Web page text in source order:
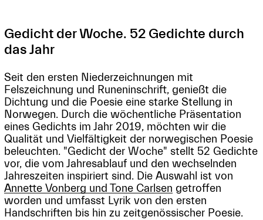
Gedicht der Woche. 52 Gedichte durch
das Jahr
Seit den ersten Niederzeichnungen mit
Felszeichnung und Runeninschrift, genießt die
Dichtung und die Poesie eine starke Stellung in
Norwegen. Durch die wöchentliche Präsentation
eines Gedichts im Jahr 2019, möchten wir die
Qualität und Vielfältigkeit der norwegischen Poesie
beleuchten. "Gedicht der Woche" stellt 52 Gedichte
vor, die vom Jahresablauf und den wechselnden
Jahreszeiten inspiriert sind. Die Auswahl ist von
Annette Vonberg und Tone Carlsen getroffen
worden und umfasst Lyrik von den ersten
Handschriften bis hin zu zeitgenössischer Poesie.